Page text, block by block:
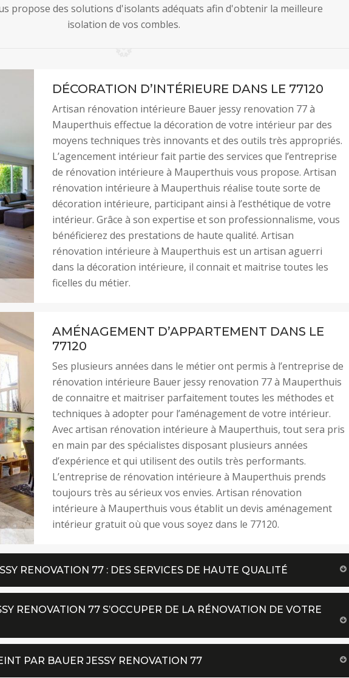
propose des solutions d'isolants adéquats afin d'obtenir la meilleure
isolation de vos combles.
DÉCORATION D’INTÉRIEURE DANS LE 77120
Artisan rénovation intérieure Bauer jessy renovation 77 à
Mauperthuis effectue la décoration de votre intérieur par des
moyens techniques très innovants et des outils très appropriés.
L’agencement intérieur fait partie des services que l’entreprise
de rénovation intérieure à Mauperthuis vous propose. Artisan
rénovation intérieure à Mauperthuis réalise toute sorte de
décoration intérieure, participant ainsi à l’esthétique de votre
intérieur. Grâce à son expertise et son professionnalisme, vous
bénéficierez des prestations de haute qualité. Artisan
rénovation intérieure à Mauperthuis est un artisan aguerri
dans la décoration intérieure, il connait et maitrise toutes les
ficelles du métier.
AMÉNAGEMENT D’APPARTEMENT DANS LE
77120
Ses plusieurs années dans le métier ont permis à l’entreprise de
rénovation intérieure Bauer jessy renovation 77 à Mauperthuis
de connaitre et maitriser parfaitement toutes les méthodes et
techniques à adopter pour l’aménagement de votre intérieur.
Avec artisan rénovation intérieure à Mauperthuis, tout sera pris
en main par des spécialistes disposant plusieurs années
d’expérience et qui utilisent des outils très performants.
L’entreprise de rénovation intérieure à Mauperthuis prends
toujours très au sérieux vos envies. Artisan rénovation
intérieure à Mauperthuis vous établit un devis aménagement
intérieur gratuit où que vous soyez dans le 77120.
RENOVATION 77 : DES SERVICES DE HAUTE QUALITÉ
RENOVATION 77 S’OCCUPER DE LA RÉNOVATION DE VOTRE
PAR BAUER JESSY RENOVATION 77